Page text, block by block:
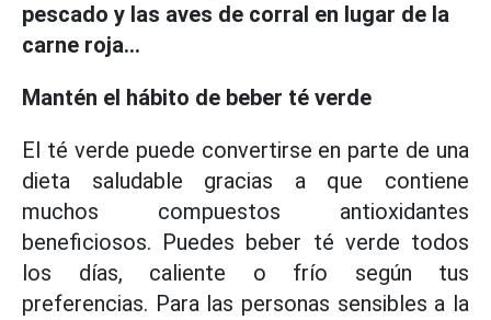
pescado y las aves de corral en lugar de la
carne roja...
Mantén el hábito de beber té verde
El té verde puede convertirse en parte de una
dieta saludable gracias a que contiene
muchos compuestos antioxidantes
beneficiosos. Puedes beber té verde todos
los días, caliente o frío según tus
preferencias. Para las personas sensibles a la